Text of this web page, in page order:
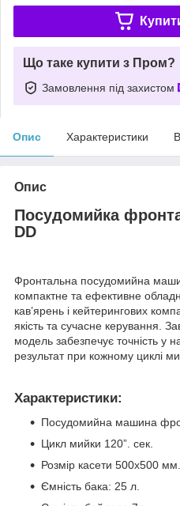
Що таке купити з Пром?
Замовлення під захистом
Опис Характеристики
Опис
Посудомийка
DD
Фронтальна посудомийна
компактне та ефективне
кав’ярень і кейтерингових
якість та сучасне керування.
модель забезпечує точність у
результат при кожному циклі
Характеристики:
Посудомийна машина
Цикл мийки 120”. сек.
Розмір касети 500х500 мм.
Ємність бака: 25 л.